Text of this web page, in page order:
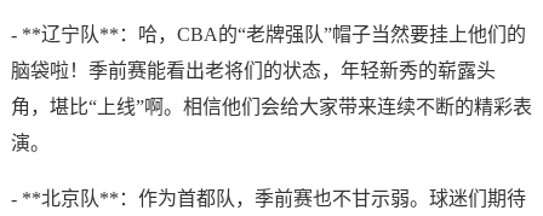
- **辽宁队**：哈，CBA的“老牌强队”帽子当然要挂上他们的
脑袋啦！季前赛能看出老将们的状态，年轻新秀的崭露头
角，堪比“上线”啊。相信他们会给大家带来连续不断的精彩表
演。
- **北京队**：作为首都队，季前赛也不甘示弱。球迷们期待